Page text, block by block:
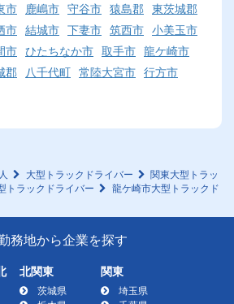
市 鹿嶋市 守谷市 猿島郡 東茨城郡
市 結城市 下妻市 筑西市 小美玉市
市 ひたちなか市 取手市 龍ケ崎市
郡 八千代町 常陸大宮市 行方市
大型トラックドライバー
関東大型トラッ
トラックドライバー
龍ケ崎市大型トラックド
務地から企業を探す
北関東
茨城県
関東
埼玉県